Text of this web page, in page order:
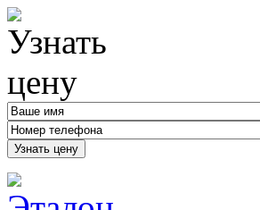
Узнать цену